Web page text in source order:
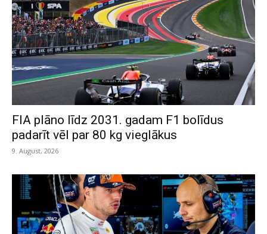
FIA plāno līdz 2031. gadam F1 bolīdus
padarīt vēl par 80 kg vieglākus
9. August, 2026